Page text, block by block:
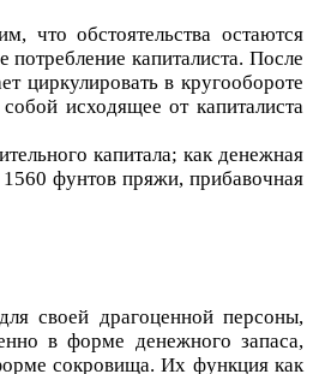
что обстоятельства остаются
капиталиста. После
циркулировать в кругообороте
исходящее от капиталиста
капитала; как денежная
фунтов пряжи, прибавочная
своей драгоценной персоны,
в форме денежного запаса,
сокровища. Их функция как